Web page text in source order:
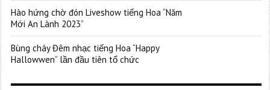
Hào hứng chờ đón Liveshow tiếng Hoa “Năm
Mới An Lành 2023”
Bùng cháy Đêm nhạc tiếng Hoa “Happy
Hallowwen” lần đầu tiên tổ chức